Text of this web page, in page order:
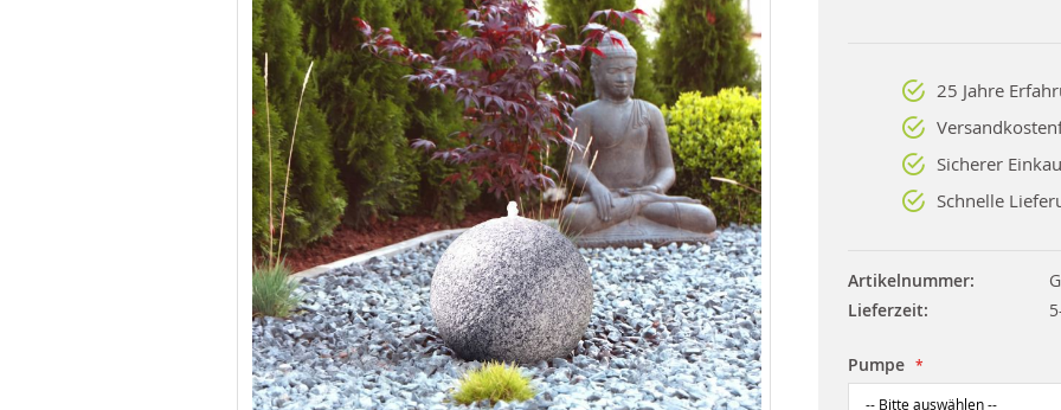
25 Jahre
Sicherer
Schnelle
Artikelnummer
Lieferzeit
Pumpe